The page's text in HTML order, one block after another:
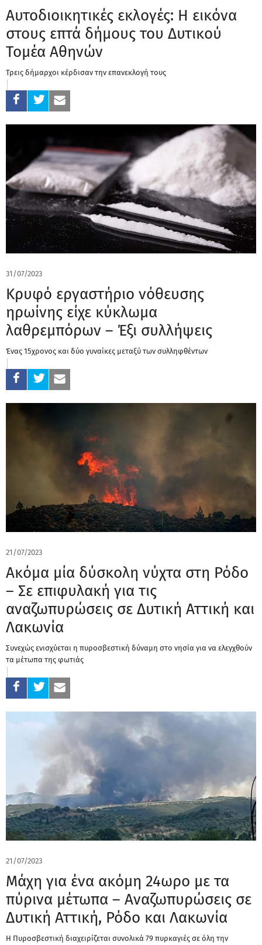
Αυτοδιοικητικές εκλογές: Η εικόνα
στους επτά δήμους του Δυτικού
Τομέα Αθηνών
Τρεις δήμαρχοι κέρδισαν την επανεκλογή τους
31/07/2023
Κρυφό εργαστήριο νόθευσης
ηρωίνης είχε κύκλωμα
λαθρεμπόρων – Έξι συλλήψεις
Ένας 15χρονος και δύο γυναίκες μεταξύ των συλληφθέντων
21/07/2023
Ακόμα μία δύσκολη νύχτα στη Ρόδο
– Σε επιφυλακή για τις
αναζωπυρώσεις σε Δυτική Αττική και
Λακωνία
Συνεχώς ενισχύεται η πυροσβεστική δύναμη στο νησία για να ελεγχθούν
τα μέτωπα της φωτιάς
21/07/2023
Μάχη για ένα ακόμη 24ωρο με τα
πύρινα μέτωπα – Αναζωπυρώσεις σε
Δυτική Αττική, Ρόδο και Λακωνία
Η Πυροσβεστική διαχειρίζεται συνολικά 79 πυρκαγιές σε όλη την